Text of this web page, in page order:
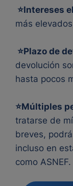
⭐Intereses
más
⭐Plazo de
devolución
hasta pocos
⭐Múltiples
tratarse de
breves,
incluso en
como ASNEF.